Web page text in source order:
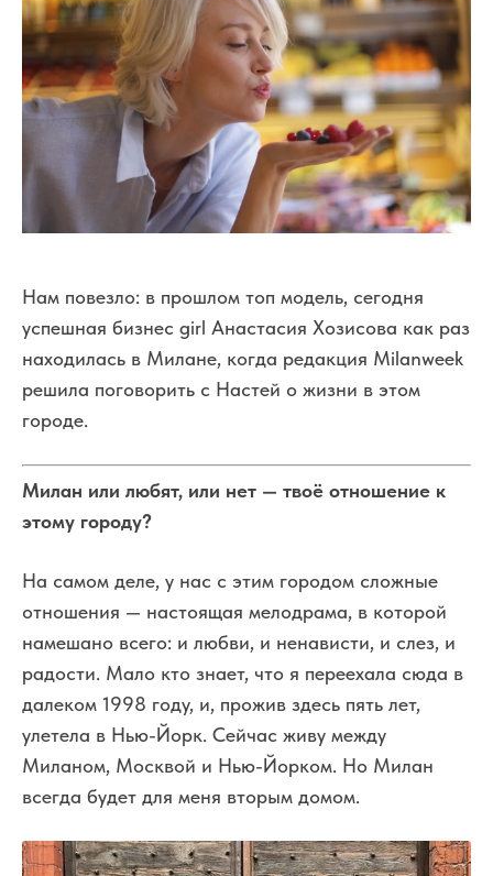
Нам повезло: в прошлом топ модель, сегодня
успешная бизнес girl Анастасия Хозисова как раз
находилась в Милане, когда редакция Milanweek
решила поговорить с Настей о жизни в этом
городе.
Милан или любят, или нет — твоё отношение к
этому городу?
На самом деле, у нас с этим городом сложные
отношения — настоящая мелодрама, в которой
намешано всего: и любви, и ненависти, и слез, и
радости. Мало кто знает, что я переехала сюда в
далеком 1998 году, и, прожив здесь пять лет,
улетела в Нью-Йорк. Сейчас живу между
Миланом, Москвой и Нью-Йорком. Но Милан
всегда будет для меня вторым домом.